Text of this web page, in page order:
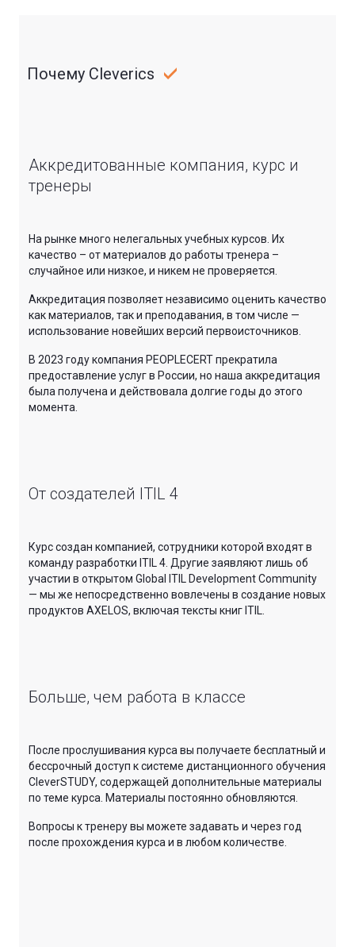
Почему Cleverics
Аккредитованные компания, курс и
тренеры
На рынке много нелегальных учебных курсов. Их
качество – от материалов до работы тренера –
случайное или низкое, и никем не проверяется.
Аккредитация позволяет независимо оценить качество
как материалов, так и преподавания, в том числе —
использование новейших версий первоисточников.
В 2023 году компания PEOPLECERT прекратила
предоставление услуг в России, но наша аккредитация
была получена и действовала долгие годы до этого
момента.
От создателей ITIL 4
Курс создан компанией, сотрудники которой входят в
команду разработки ITIL 4. Другие заявляют лишь об
участии в открытом Global ITIL Development Community
— мы же непосредственно вовлечены в создание новых
продуктов AXELOS, включая тексты книг ITIL.
Больше, чем работа в классе
После прослушивания курса вы получаете бесплатный и
бессрочный доступ к системе дистанционного обучения
CleverSTUDY, содержащей дополнительные материалы
по теме курса. Материалы постоянно обновляются.
Вопросы к тренеру вы можете задавать и через год
после прохождения курса и в любом количестве.